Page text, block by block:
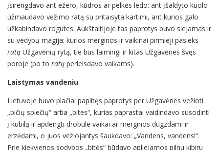
įsirengdavo ant ežero, kūdros ar pelkės ledo: ant įšaldyto kuolo
užmaudavo vežimo ratą su pritaisyta kartimi, ant kurios galo
užkabindavo rogutes. Aukštaitijoje tas paprotys buvo siejamas ir
su vedybų magija: kurios merginos ir vaikinai pirmieji pasieks
ratą Užgavėnių rytą, tie bus laimingi ir kitas Užgavėnes švęs
poroje (po to ratą perleisdavo vaikams).
Laistymas vandeniu
Lietuvoje buvo plačiai paplitęs paprotys per Užgavėnes vežioti
„bičių spiečių“ arba „bites“, kurias paprastai vaidindavo susodinti
į kubilą ir apdengti drobule vaikai ar merginos dūgzdami ir
erzėdami, o juos vežiojantys šaukdavo: „Vandens, vandens!“.
Prie kiekvienos sodybos „bitės“ būdavo apliejamos pilnu kibiru